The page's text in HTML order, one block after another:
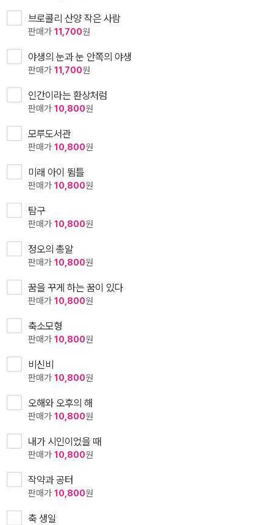
브로콜리 산양 작은 사람
판매가 11,700원
야생의 눈과 눈 안쪽의 야생
판매가 11,700원
인간이라는 환상처럼
판매가 10,800원
모루도서관
판매가 10,800원
미래 아이 뜀틀
판매가 10,800원
탐구
판매가 10,800원
정오의 총알
판매가 10,800원
꿈을 꾸게 하는 꿈이 있다
판매가 10,800원
축소모형
판매가 10,800원
비신비
판매가 10,800원
오해와 오후의 해
판매가 10,800원
내가 시인이었을 때
판매가 10,800원
작약과 공터
판매가 10,800원
축 생일